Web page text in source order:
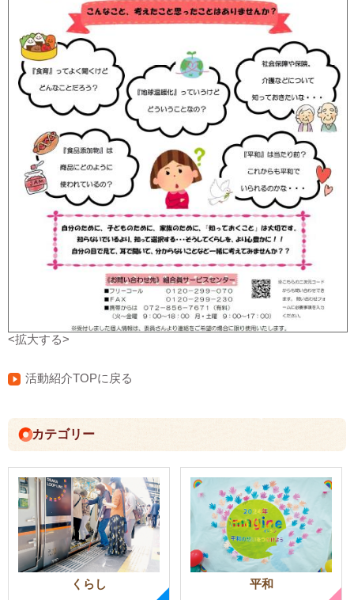
<拡大する>
活動紹介TOPに戻る
カテゴリー
くらし 平和